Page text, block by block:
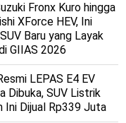
Fronx Kuro hingga
XForce HEV, Ini
Baru yang Layak
GIIAS 2026
LEPAS E4 EV
Dibuka, SUV Listrik
Ini Dijual Rp339 Juta